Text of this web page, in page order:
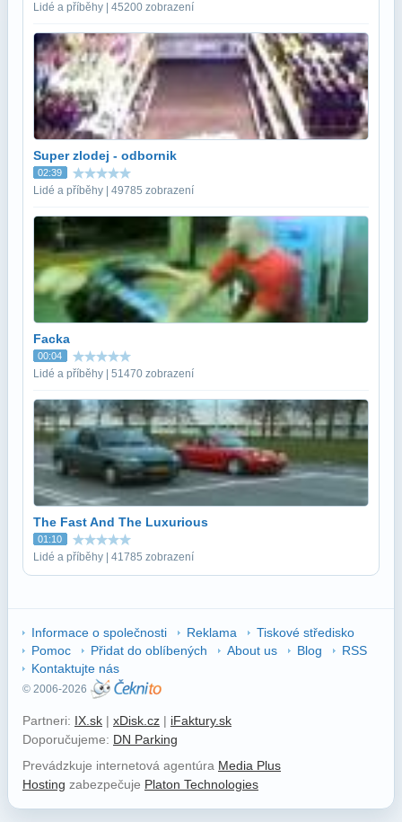
Lidé a příběhy | 45200 zobrazení
Super zlodej - odbornik
02:39
Lidé a příběhy | 49785 zobrazení
Facka
00:04
Lidé a příběhy | 51470 zobrazení
The Fast And The Luxurious
01:10
Lidé a příběhy | 41785 zobrazení
Informace o společnosti Reklama
Tiskové středisko
Pomoc
Přidat do oblíbených About us Blog
RSS
Kontaktujte nás
© 2006-2026
Partneri: IX.sk | xDisk.cz | iFaktury.sk
Doporučujeme: DN Parking
Prevádzkuje internetová agentúra Media Plus
Hosting zabezpečuje Platon Technologies